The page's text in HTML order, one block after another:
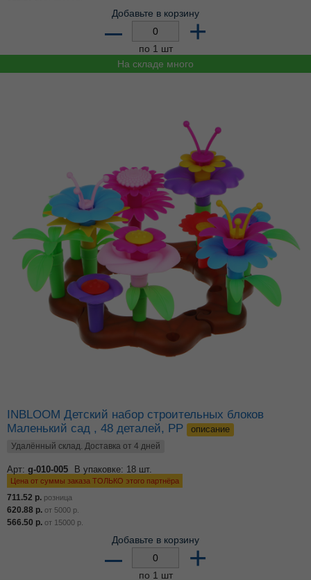
Добавьте в корзину
– +
по 1 шт
На складе много
INBLOOM Детский набор строительных блоков
Маленький сад , 48 деталей, PP
описание
Удалённый склад. Доставка от 4 дней
Арт: g-010-005 В упаковке: 18 шт.
Цена от суммы заказа ТОЛЬКО этого партнёра
711.52 р. розница
620.88 р. от 5000 р.
566.50 р. от 15000 р.
Добавьте в корзину
– +
по 1 шт